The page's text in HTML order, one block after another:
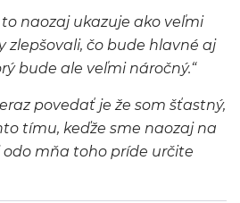
naozaj ukazuje ako veľmi
zlepšovali, čo bude hlavné aj
bude ale veľmi náročný.“
povedať je že som šťastný,
tímu, keďže sme naozaj na
odo mňa toho príde určite